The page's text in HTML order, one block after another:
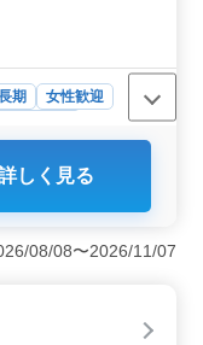
期
女性歓迎
この中華料理店
ており、年齢を重
境が整っていま
。 ＜柔軟な勤
しく見る
08/08〜2026/11/07